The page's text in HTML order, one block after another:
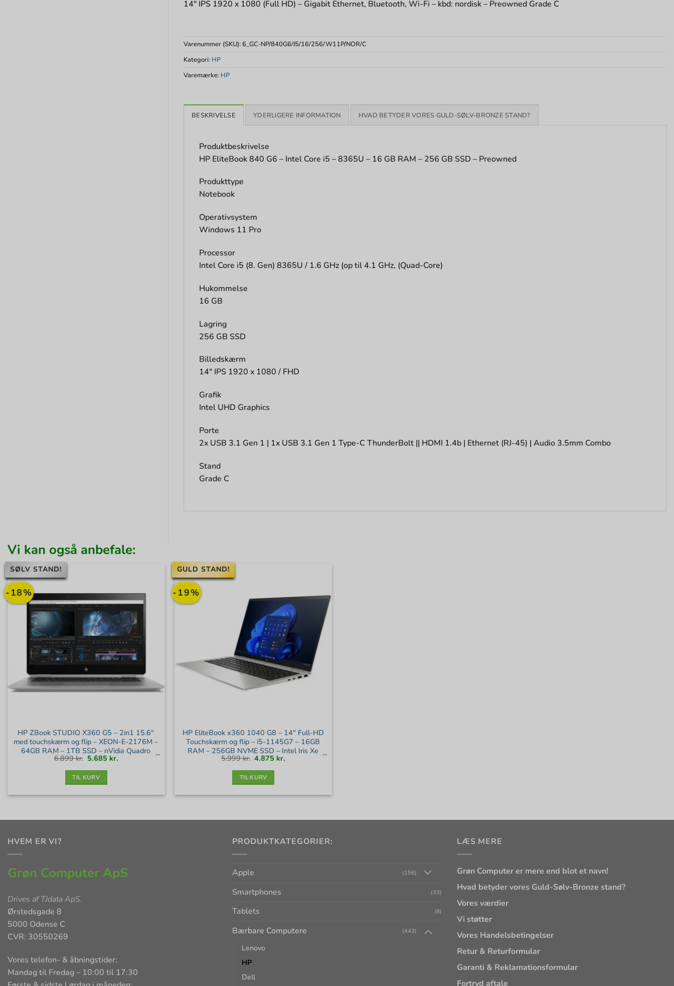
14″ IPS 1920 x 1080 (Full HD) – Gigabit Ethernet, Bluetooth, Wi-Fi – kbd: nordisk – Preowned Grade C
Varenummer (SKU):6_GC-NP/840G6/I5/16/256/W11P/NOR/C
Kategori: HP
Varemærke: HP
BESKRIVELSE YDERLIGERE INFORMATION HVAD BETYDER VORES GULD-SØLV-BRONZE STAND?
Produktbeskrivelse
HP EliteBook 840 G6 – Intel Core i5 – 8365U – 16 GB RAM – 256 GB SSD – Preowned
Produkttype
Notebook
Operativsystem
Windows 11 Pro
Processor
Intel Core i5 (8. Gen) 8365U / 1.6 GHz (op til 4.1 GHz, (Quad-Core)
Hukommelse
16 GB
Lagring
256 GB SSD
Billedskærm
14″ IPS 1920 x 1080 / FHD
Grafik
Intel UHD Graphics
Porte
2x USB 3.1 Gen 1 | 1x USB 3.1 Gen 1 Type-C ThunderBolt || HDMI 1.4b | Ethernet (RJ-45) | Audio 3.5mm Combo
Stand
Grade C
Vi kan også anbefale:
-18%
SØLV STAND!
HP ZBook STUDIO X360 G5 – 2in1 15.6″
med touchskærm og flip – XEON-E-2176M –
64GB RAM – 1TB SSD – nVidia Quadro
P2000 Grafik – Windows 11 Pro – Dansk
Layout – Sølv stand
6.899kr. Den
oprindelige
pris
5.685 kr.Den
aktuelle
pris
TIL KURV
-19%
GULD STAND!
HP EliteBook x360 1040 G8 – 14″ Full-HD
Touchskærm og flip – i5-1145G7 – 16GB
RAM – 256GB NVME SSD – Intel Iris Xe
Graphics – Windows 11 Pro – Guld stand
5.999kr. Den
oprindelige
pris
4.875 kr.
TIL KURV
HVEM ER VI?
Grøn Computer ApS
Drives afTJdata ApS.
Ørstedsgade 8
5000 Odense C
CVR: 30550269
Vores telefon- & åbningstider:
Mandag til Fredag – 10:00 til 17:30
PRODUKTKATEGORIER:
Apple (156)
Smartphones (33)
Tablets (8)
Bærbare Computere (443)
Lenovo
HP
Dell
LÆS MERE
Grøn Computer er mere end blot et navn!
Hvad betyder vores Guld-Sølv-Bronze stand?
Vores værdier
Vi støtter
Vores Handelsbetingelser
Retur & Returformular
Garanti & Reklamationsformular
Fortryd aftale